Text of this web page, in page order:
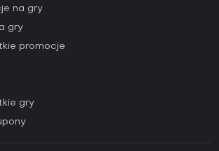
na gry
gry
promocje
gry